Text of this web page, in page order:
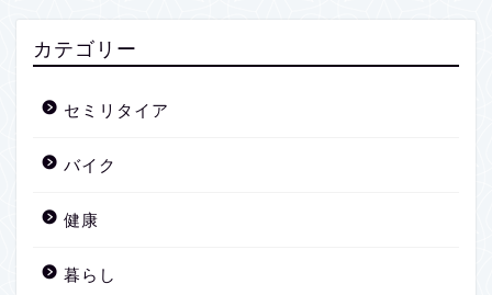
カテゴリー
セミリタイア
バイク
健康
暮らし